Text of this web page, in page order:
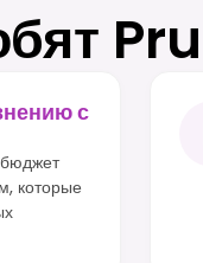
с
бюджет
которые